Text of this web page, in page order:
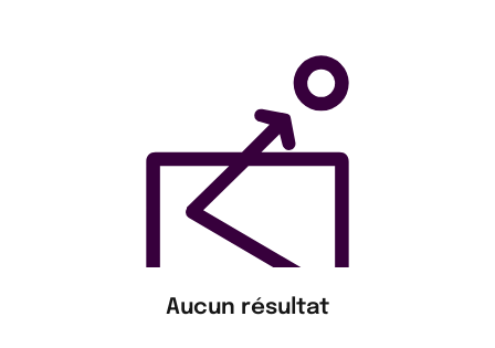
Aucun résultat